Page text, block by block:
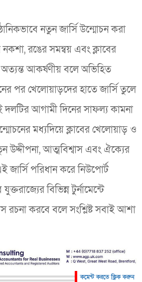
নতুন জার্সি উন্মোচন করা
নকশা, রঙের সমন্বয় এবং ক্লাবের
অত্যন্ত আকর্ষণীয় বলে অভিহিত
পর খেলোয়াড়দের হাতে জার্সি তুলে
আগামী দিনের সাফল্য কামনা
মধ্যদিয়ে ক্লাবের খেলোয়াড় ও
উদ্দীপনা, আত্মবিশ্বাস এবং ঐক্যের
জার্সি পরিধান করে নিউপোর্ট
বিভিন্ন টুর্নামেন্টে
রচনা করবে বলে সংশ্লিষ্ট সবাই আশা
কমেন্ট করতে ক্লিক করুন